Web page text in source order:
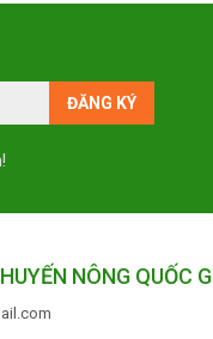
NÔNG QUỐC